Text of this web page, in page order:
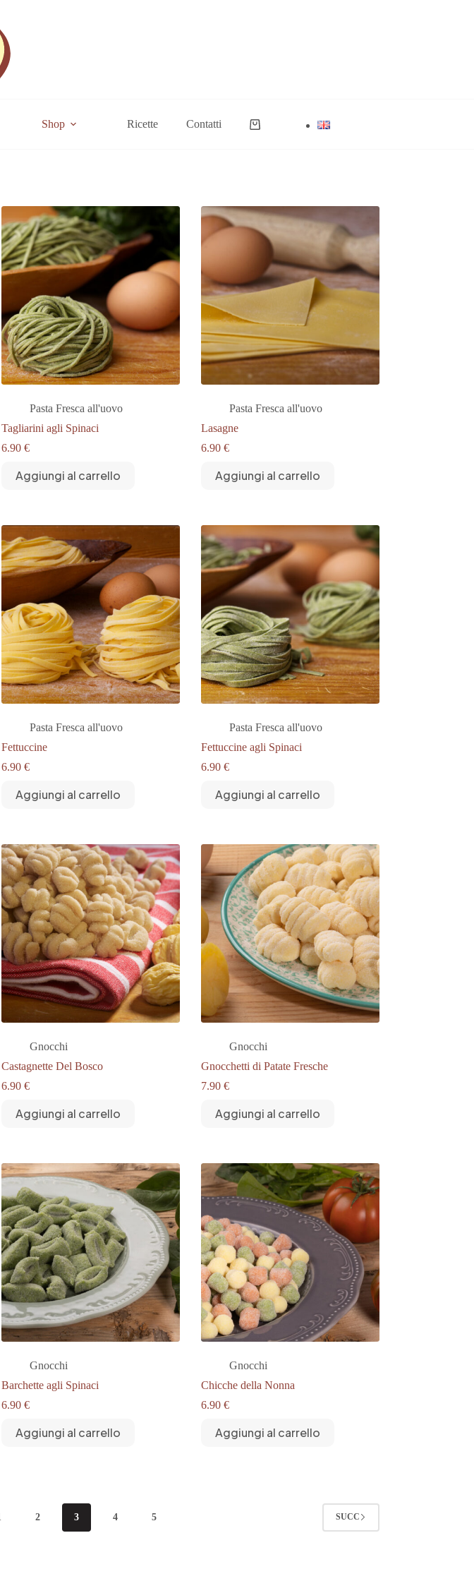
Shop Ricette Contatti Carrello
Pasta Fresca all'uovo
Tagliarini agli Spinaci
6.90 €
Aggiungi al carrello
Pasta Fresca all'uovo
Lasagne
6.90 €
Aggiungi al carrello
Pasta Fresca all'uovo
Fettuccine
6.90 €
Aggiungi al carrello
Pasta Fresca all'uovo
Fettuccine agli Spinaci
6.90 €
Aggiungi al carrello
Gnocchi
Castagnette Del Bosco
6.90 €
Aggiungi al carrello
Gnocchi
Gnocchetti di Patate Fresche
7.90 €
Aggiungi al carrello
Gnocchi
Barchette agli Spinaci
6.90 €
Aggiungi al carrello
Gnocchi
Chicche della Nonna
6.90 €
Aggiungi al carrello
2 3 4 5 SUCC